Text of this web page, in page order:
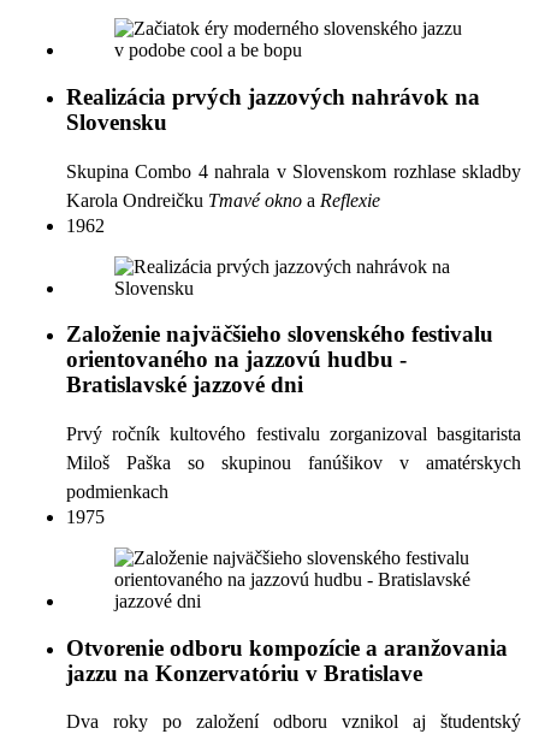
Realizácia prvých jazzových nahrávok na
Slovensku
Skupina Combo 4 nahrala v Slovenskom rozhlase skladby
Karola Ondreičku Tmavé okno a Reflexie
1962
Založenie najväčšieho slovenského festivalu
orientovaného na jazzovú hudbu -
Bratislavské jazzové dni
Prvý ročník kultového festivalu zorganizoval basgitarista
Miloš Paška so skupinou fanúšikov v amatérskych
podmienkach
1975
Otvorenie odboru kompozície a aranžovania
jazzu na Konzervatóriu v Bratislave
Dva roky po založení odboru vznikol aj študentský